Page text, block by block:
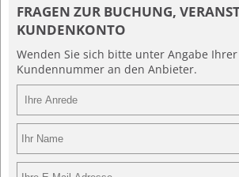
FRAGEN ZUR BUCHUNG,
KUNDENKONTO
Wenden Sie sich bitte unter Angabe
Kundennummer an den Anbieter.